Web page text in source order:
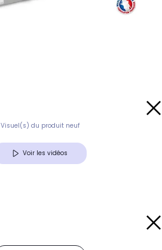
Visuel(s) du produit neuf
Voir les vidéos